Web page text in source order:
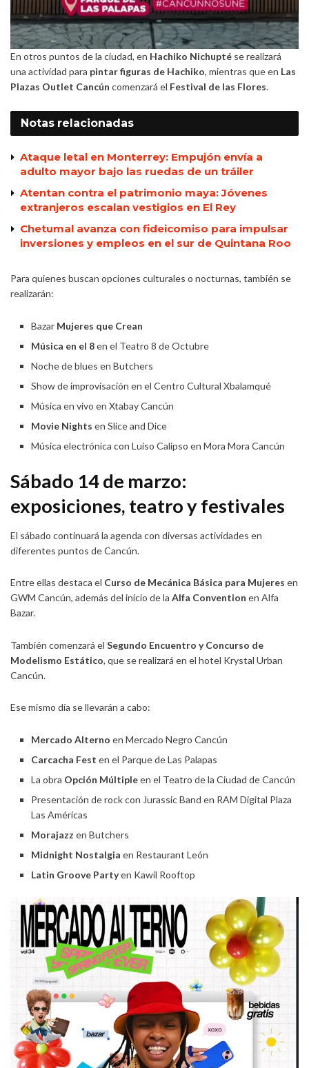
En otros puntos de la ciudad, en Hachiko Nichupté se realizará
una actividad para pintar figuras de Hachiko, mientras que en Las
Plazas Outlet Cancún comenzará el Festival de las Flores.
Notas relacionadas
Ataque letal en Monterrey: Empujón envía a
adulto mayor bajo las ruedas de un tráiler
Atentan contra el patrimonio maya: Jóvenes
extranjeros escalan vestigios en El Rey
Chetumal avanza con fideicomiso para impulsar
inversiones y empleos en el sur de Quintana Roo
Para quienes buscan opciones culturales o nocturnas, también se
realizarán:
Bazar Mujeres que Crean
Música en el 8en el Teatro 8 de Octubre
Noche de blues en Butchers
Show de improvisación en el Centro Cultural Xbalamqué
Música en vivo en Xtabay Cancún
Movie Nights en Slice and Dice
Música electrónica con Luiso Calipso en Mora Mora Cancún
Sábado 14 de marzo:
exposiciones, teatro y festivales
El sábado continuará la agenda con diversas actividades en
diferentes puntos de Cancún.
Entre ellas destaca el Curso de Mecánica Básica para Mujeres en
GWM Cancún, además del inicio de la Alfa Convention en Alfa
Bazar.
También comenzará el Segundo Encuentro y Concurso de
Modelismo Estático, que se realizará en el hotel Krystal Urban
Cancún.
Ese mismo día se llevarán a cabo:
Mercado Alterno en Mercado Negro Cancún
Carcacha Fest en el Parque de Las Palapas
La obra Opción Múltipleen el Teatro de la Ciudad de Cancún
Presentación de rock con Jurassic Band en RAM Digital Plaza
Las Américas
Morajazz en Butchers
Midnight Nostalgia en Restaurant León
Latin Groove Partyen Kawil Rooftop